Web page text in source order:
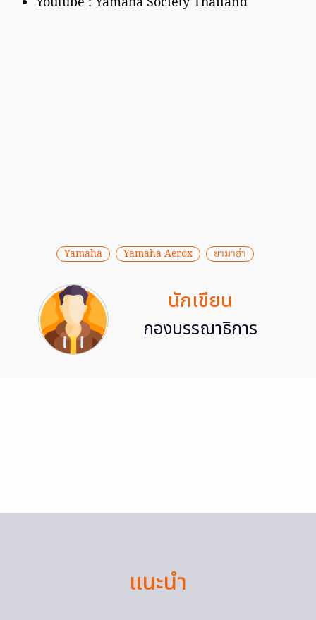
Yamaha Yamaha Aerox ยามาฮ่า
นักเขียน
กองบรรณาธิการ
แนะนำ